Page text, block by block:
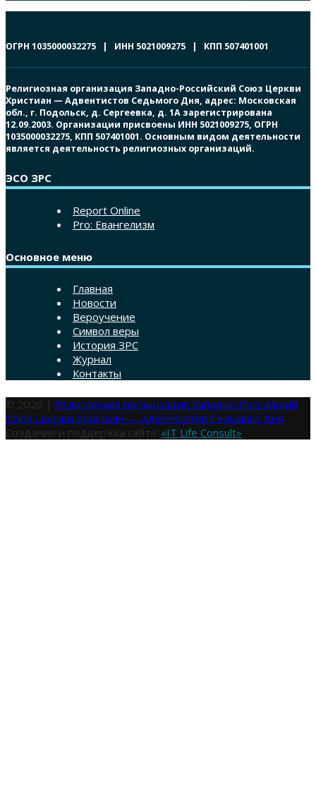
ОГРН 1035000032275 | ИНН 5021009275 | КПП 507401001
Религиозная организация Западно-Российский Союз Церкви
Христиан — Адвентистов Седьмого Дня, адрес: Московская
обл., г. Подольск, д. Сергеевка, д. 1А зарегистрирована
12.09.2003. Организации присвоены ИНН 5021009275, ОГРН
1035000032275, КПП 507401001. Основным видом деятельности
является деятельность религиозных организаций.
ЭСО ЗРС
Report Online
Pro: Евангелизм
Основное меню
Главная
Новости
Вероучение
Символ веры
История ЗРС
Журнал
Контакты
© 2026 | Религиозная организация Западно-Российский
Союз Церкви Христиан — Адвентистов Седьмого Дня
Создание и поддержка сайта: «IT Life Consult»